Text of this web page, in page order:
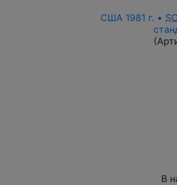
США 1981 г. •
В